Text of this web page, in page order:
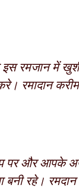
रमजान में
रमादान
पर और आपके
बनी रहे।